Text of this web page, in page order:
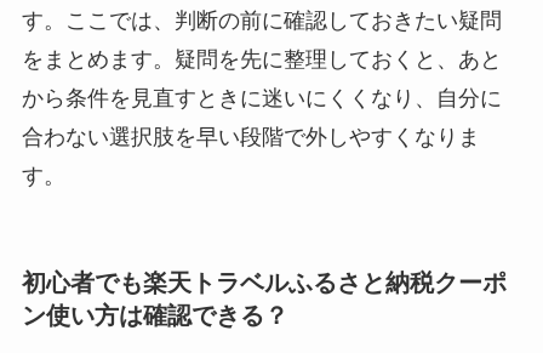
す。ここでは、判断の前に確認しておきたい疑問
をまとめます。疑問を先に整理しておくと、あと
から条件を見直すときに迷いにくくなり、自分に
合わない選択肢を早い段階で外しやすくなりま
す。
初心者でも楽天トラベルふるさと納税クーポ
ン使い方は確認できる？